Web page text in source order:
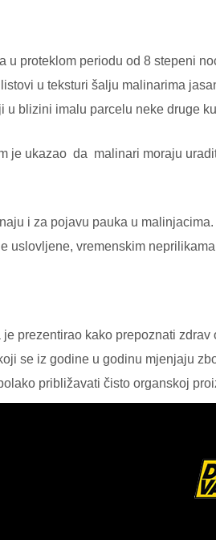
u proteklom periodu od 8 stepeni
u teksturi šalju malinarima
u blizini imalu parcelu neke druge
je ukazao da malinari moraju
i za pojavu pauka u
uslovljene, vremenskim
prezentirao kako prepoznati
se iz godine u godinu mjenjaju
približavati čisto organskoj